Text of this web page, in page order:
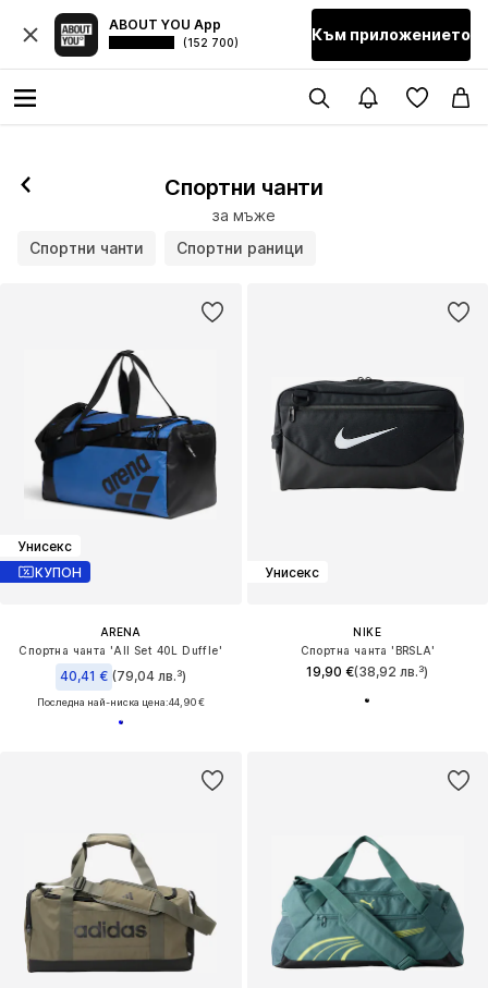
ABOUT YOU App
(152 700) Към приложението
Спортни чанти
за мъже
Спортни чанти
Спортни раници
Унисекс
КУПОН
ARENA
Спортна чанта 'All Set 40L Duffle'
40,41 € (79,04 лв.³)
Последна най-ниска цена:44,90 €
Унисекс
NIKE
Спортна чанта 'BRSLA'
19,90 €(38,92 лв.³)